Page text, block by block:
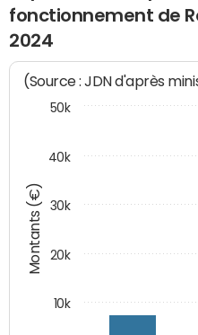
fonctionnement de
2024
Montants (€)
(Source : JDN d'après
10k
20k
30k
40k
50k